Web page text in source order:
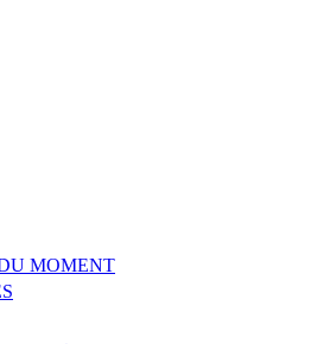
MOMENT